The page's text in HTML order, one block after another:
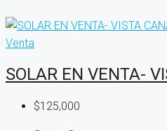
Venta
SOLAR EN VENTA-
$125,000